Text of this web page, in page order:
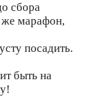
сбора
же марафон,
посадить.
быть на